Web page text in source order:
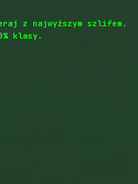
z najwyższym szlifem.
klasy.